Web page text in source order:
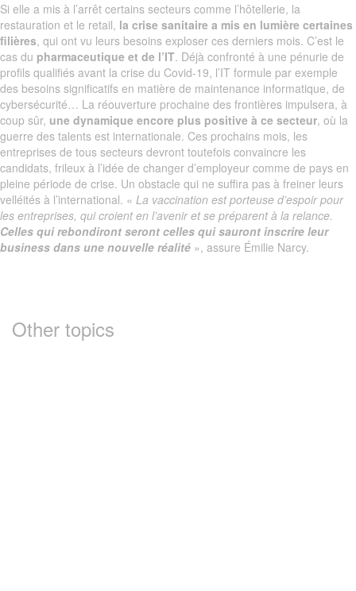
Si elle a mis à l’arrêt certains secteurs comme l’hôtellerie, la
restauration et le retail, la crise sanitaire a mis en lumière certaines
filières, qui ont vu leurs besoins exploser ces derniers mois. C’est le
cas du pharmaceutique et de l’IT. Déjà confronté à une pénurie de
profils qualifiés avant la crise du Covid-19, l’IT formule par exemple
des besoins significatifs en matière de maintenance informatique, de
cybersécurité… La réouverture prochaine des frontières impulsera, à
coup sûr, une dynamique encore plus positive à ce secteur, où la
guerre des talents est internationale. Ces prochains mois, les
entreprises de tous secteurs devront toutefois convaincre les
candidats, frileux à l’idée de changer d’employeur comme de pays en
pleine période de crise. Un obstacle qui ne suffira pas à freiner leurs
velléités à l’international. « La vaccination est porteuse d’espoir pour
les entreprises, qui croient en l’avenir et se préparent à la relance.
Celles qui rebondiront seront celles qui sauront inscrire leur
business dans une nouvelle réalité », assure Émilie Narcy.
Other topics